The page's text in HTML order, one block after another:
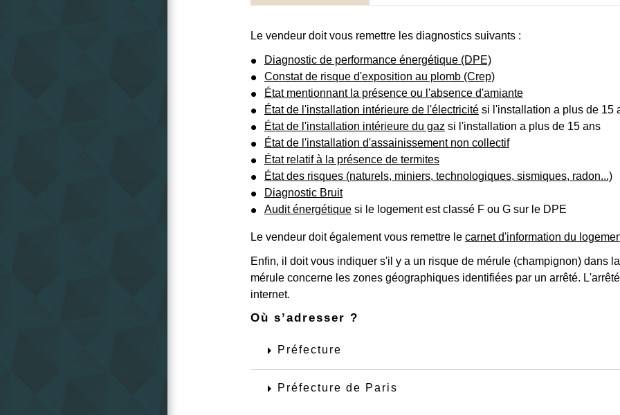
Le vendeur doit vous remettre les diagnostics suivants :
Diagnostic de performance énergétique (DPE)
Constat de risque d'exposition au plomb (Crep)
État mentionnant la présence ou l'absence d'amiante
État de l'installation intérieure de l'électricitési l'installation a plus de 15
État de l'installation intérieure du gaz si l'installation a plus de 15 ans
État de l'installation d'assainissement non collectif
État relatif à la présence de termites
État des risques (naturels, miniers, technologiques, sismiques, radon...)
Diagnostic Bruit
Audit énergétiquesi le logement est classé F ou G sur le DPE
Le vendeur doit également vous remettre le carnet d'information du
Enfin, il doit vous indiquer s'il y a un risque de mérule (champignon) dans
mérule concerne les zones géographiques identifiées par un arrêté.
internet.
Où s’adresser ?
arrow_right Préfecture
arrow_right Préfecture de Paris